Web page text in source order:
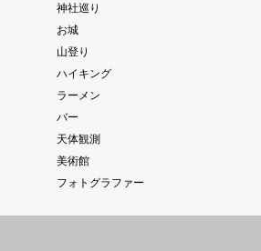
神社巡り
お城
山登り
ハイキング
ラーメン
バー
天体観測
美術館
フォトグラファー